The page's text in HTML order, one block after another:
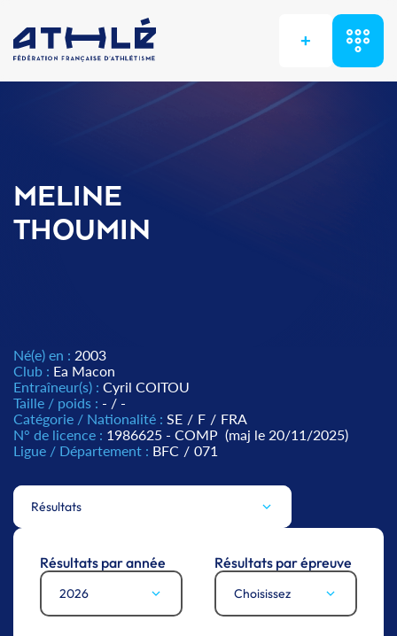
+
MELINE
THOUMIN
Né(e) en : 2003
Club : Ea Macon
Entraîneur(s) : Cyril COITOU
Taille / poids : - / -
Catégorie / Nationalité : SE / F / FRA
N° de licence : 1986625 - COMP (maj le 20/11/2025)
Ligue / Département : BFC / 071
Résultats
Résultats par année
2026
Résultats par épreuve
Choisissez